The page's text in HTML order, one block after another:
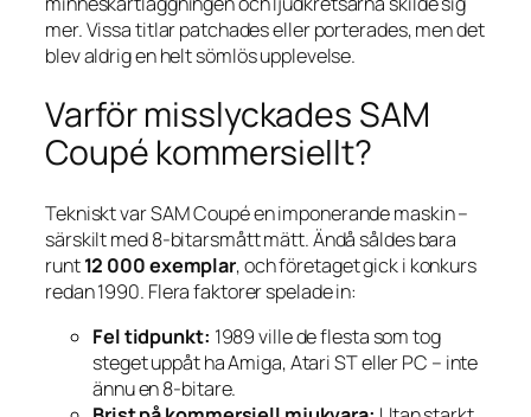
mer. Vissa titlar patchades eller porterades, men det
blev aldrig en helt sömlös upplevelse.
Varför misslyckades SAM
Coupé kommersiellt?
Tekniskt var SAM Coupé en imponerande maskin –
särskilt med 8-bitarsmått mätt. Ändå såldes bara
runt12 000 exemplar, och företaget gick i konkurs
redan 1990. Flera faktorer spelade in:
Fel tidpunkt: 1989 ville de flesta som tog
steget uppåt ha Amiga, Atari ST eller PC – inte
ännu en 8-bitare.